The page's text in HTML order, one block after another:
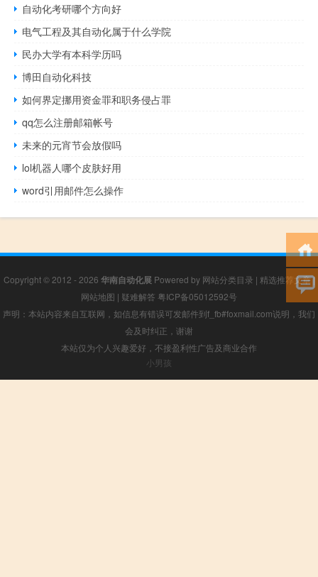
自动化考研哪个方向好
电气工程及其自动化属于什么学院
民办大学有本科学历吗
博田自动化科技
如何界定挪用资金罪和职务侵占罪
qq怎么注册邮箱帐号
未来的元宵节会放假吗
lol机器人哪个皮肤好用
word引用邮件怎么操作
Copyright © 2012 - 2026 华南自动化展Powered by 网站分类目录 | 精选推荐文章|
网站地图 | 疑难解答 粤ICP备05012592号
声明：本站内容来自互联网，如信息有错误可发邮件到f_fb#foxmail.com说明，我们
会及时纠正，谢谢
本站仅为个人兴趣爱好，不接盈利性广告及商业合作
小男孩